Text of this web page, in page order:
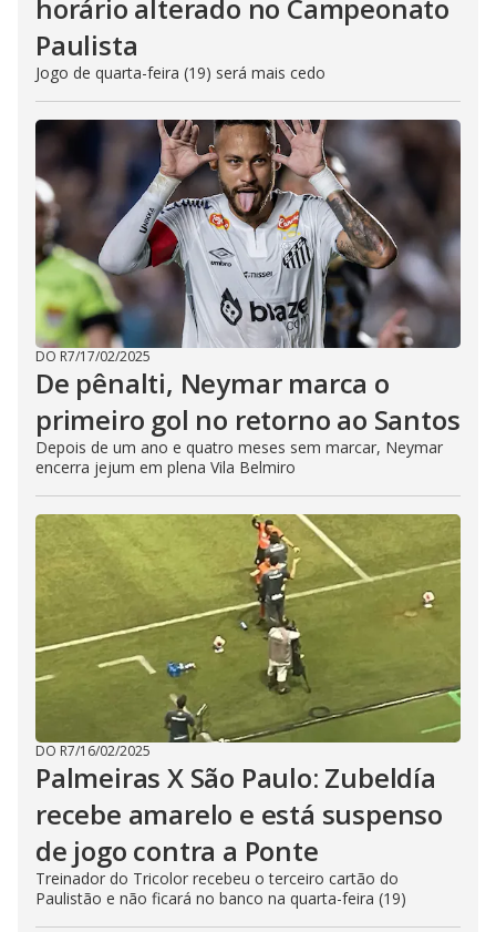
horário alterado no Campeonato
Paulista
Jogo de quarta-feira (19) será mais cedo
DO R7/17/02/2025
De pênalti, Neymar marca o
primeiro gol no retorno ao Santos
Depois de um ano e quatro meses sem marcar, Neymar
encerra jejum em plena Vila Belmiro
DO R7/16/02/2025
Palmeiras X São Paulo: Zubeldía
recebe amarelo e está suspenso
de jogo contra a Ponte
Treinador do Tricolor recebeu o terceiro cartão do
Paulistão e não ficará no banco na quarta-feira (19)